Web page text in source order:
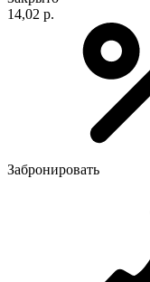
14,02 р.
Забронировать